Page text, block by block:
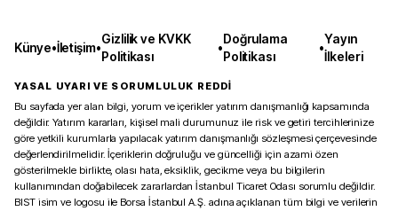
Künye•İletişim•
Gizlilik ve KVKK
Politikası
•
Doğrulama
Politikası
•
Yayın
İlkeleri
YASAL UYARI VE SORUMLULUK REDDİ
Bu sayfada yer alan bilgi, yorum ve içerikler yatırım danışmanlığı kapsamında
değildir. Yatırım kararları, kişisel mali durumunuz ile risk ve getiri tercihlerinize
göre yetkili kurumlarla yapılacak yatırım danışmanlığı sözleşmesi çerçevesinde
değerlendirilmelidir. İçeriklerin doğruluğu ve güncelliği için azami özen
gösterilmekle birlikte, olası hata, eksiklik, gecikme veya bu bilgilerin
kullanımından doğabilecek zararlardan İstanbul Ticaret Odası sorumlu değildir.
BIST isim ve logosu ile Borsa İstanbul A.Ş. adına açıklanan tüm bilgi ve verilerin